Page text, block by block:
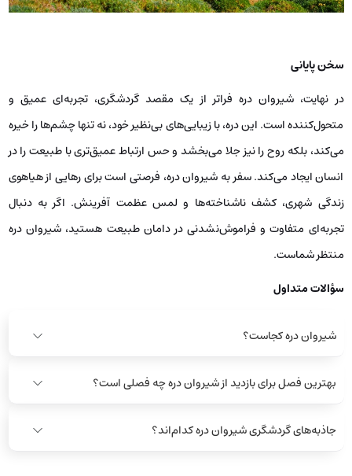
سخن پایانی
در نهایت، شیروان دره فراتر از یک مقصد گردشگری، تجربه‌ای عمیق و
متحول‌کننده است. این دره، با زیبایی‌های بی‌نظیر خود، نه تنها چشم‌ها را خیره
می‌کند، بلکه روح را نیز جلا می‌بخشد و حس ارتباط عمیق‌تری با طبیعت را در
انسان ایجاد می‌کند. سفر به شیروان دره، فرصتی است برای رهایی از هیاهوی
زندگی شهری، کشف ناشناخته‌ها و لمس عظمت آفرینش. اگر به دنبال
تجربه‌ای متفاوت و فراموش‌نشدنی در دامان طبیعت هستید، شیروان دره
منتظر شماست.
سؤالات متداول
شیروان دره کجاست؟
بهترین فصل برای بازدید از شیروان دره چه فصلی است؟
جاذبه‌های گردشگری شیروان دره کدام‌اند؟